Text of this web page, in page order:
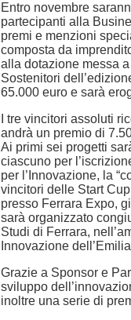
Entro novembre
partecipanti alla
premi e menzioni
composta da
alla dotazione messa
Sostenitori
65.000 euro e sarà
I tre vincitori assoluti
andrà un premio di
Ai primi sei progetti
ciascuno per
per l’Innovazione, la
vincitori delle Start
presso Ferrara Expo,
sarà organizzato
Studi di Ferrara,
Innovazione
Grazie a Sponsor e
sviluppo
inoltre una serie di